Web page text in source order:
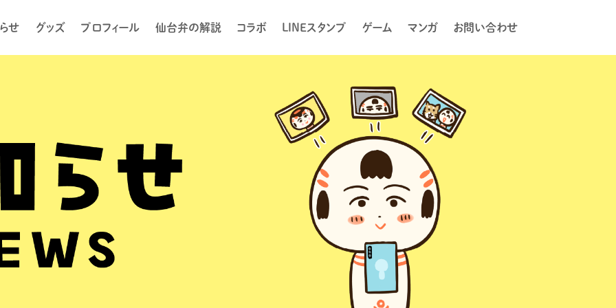
せ グッズ プロフィール 仙台弁の解説 コラボ LINEスタンプ ゲーム マンガ お問い合わせ